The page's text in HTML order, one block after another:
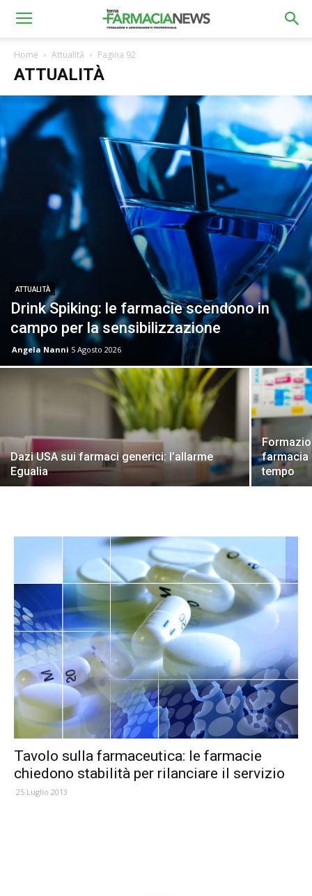
Home Attualità Pagina 92
ATTUALITÀ
ATTUALITÀ
Drink Spiking: le farmacie scendono in
campo per la sensibilizzazione
Angela Nanni 5 Agosto 2026
Dazi USA sui farmaci generici: l’allarme
Egualia
farmacia
tempo
Tavolo sulla farmaceutica: le farmacie
chiedono stabilità per rilanciare il servizio
25 Luglio 2013